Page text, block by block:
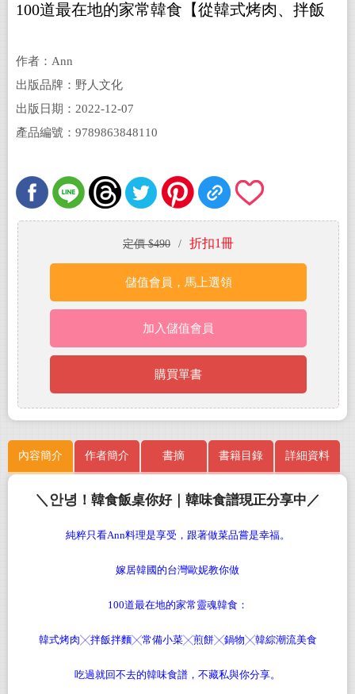
100道最在地的家常韓食【從韓式烤肉、拌飯
食，一吃上癮的韓味食譜不藏私分享】
作者：Ann
出版品牌：野人文化
出版日期：2022-12-07
產品編號：9789863848110
定價 $490 / 折扣1冊
儲值會員，馬上選領
加入儲值會員
購買單書
內容簡介 作者簡介 書摘 書籍目錄 詳細資料
＼ 안녕 ！韓食飯桌你好｜韓味食譜現正分享中／
純粹只看Ann料理是享受，跟著做菜品嘗是幸福。
嫁居韓國的台灣歐妮教你做
100道最在地的家常靈魂韓食：
韓式烤肉╳拌飯拌麵╳常備小菜╳煎餅╳鍋物╳韓綜潮流美食
吃過就回不去的韓味食譜，不藏私與你分享。